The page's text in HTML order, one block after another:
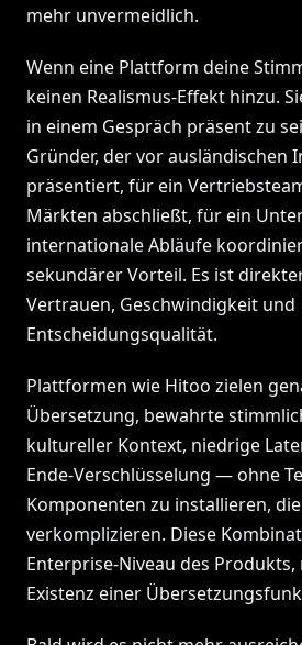
mehr unvermeidlich.
Wenn eine Plattform deine
keinen Realismus-Effekt hinzu.
in einem Gespräch präsent zu
Gründer, der vor ausländischen
präsentiert, für ein
Märkten abschließt, für ein
internationale Abläufe
sekundärer Vorteil. Es ist
Vertrauen, Geschwindigkeit und
Entscheidungsqualität.
Plattformen wie Hitoo zielen
Übersetzung, bewahrte
kultureller Kontext, niedrige
Ende-Verschlüsselung — ohne
Komponenten zu installieren,
verkomplizieren. Diese
Enterprise-Niveau des
Existenz einer